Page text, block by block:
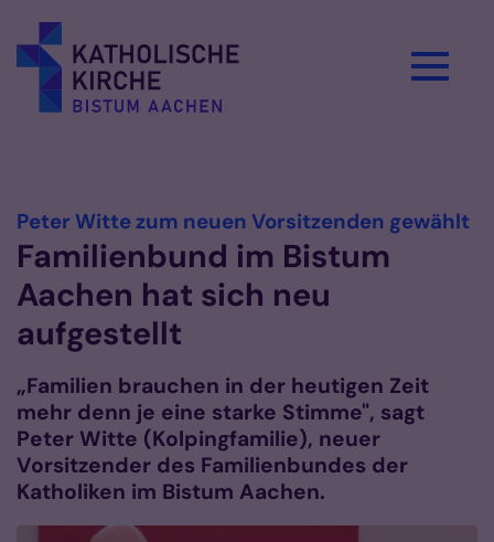
Peter Witte zum neuen Vorsitzenden gewählt
Familienbund im Bistum
Aachen hat sich neu
aufgestellt
„Familien brauchen in der heutigen Zeit
mehr denn je eine starke Stimme", sagt
Peter Witte (Kolpingfamilie), neuer
Vorsitzender des Familienbundes der
Katholiken im Bistum Aachen.